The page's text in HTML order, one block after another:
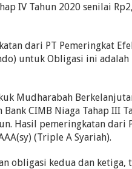
IV Tahun 2020 senilai
dari PT Pemeringkat
untuk Obligasi ini adalah
Mudharabah
CIMB Niaga Tahap III
Hasil pemeringkatan dari
(Triple A Syariah).
obligasi kedua dan ketiga,